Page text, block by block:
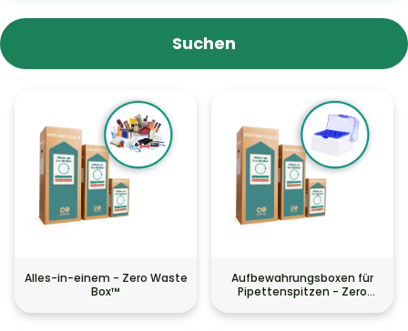
Alles-in-einem - Zero Waste
Box™
Aufbewahrungsboxen für
Pipettenspitzen - Zero